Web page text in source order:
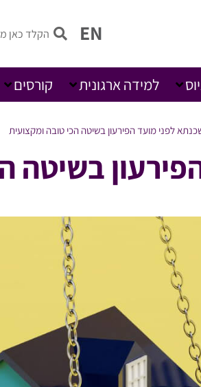
EN
למידה ארגונית קורסים
בשיטה
לפני מועד הפירעון בשיטה הכי טובה ומקצועית